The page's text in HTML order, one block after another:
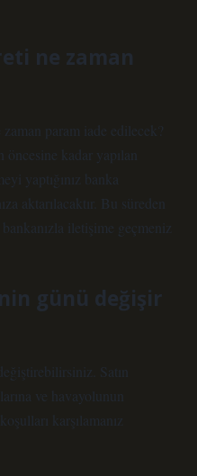
ne zaman
param iade edilecek?
kadar yapılan
yaptığınız banka
aktarılacaktır. Bu süreden
bankanızla iletişime geçmeniz
günü değişir
Satın
ve havayolunun
karşılamanız